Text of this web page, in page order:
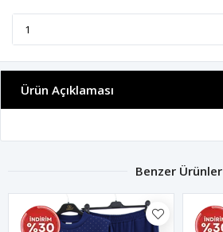
Ürün Açıklaması
Benzer Ürünler